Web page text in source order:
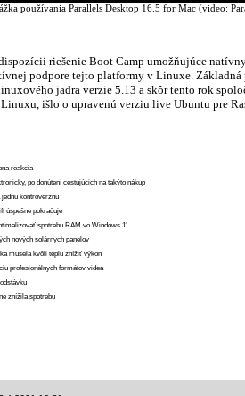
používania Parallels Desktop 16.5 for Mac (video:
riešenie Boot Camp umožňujúce
podpore tejto platformy v Linuxe. Základná
jadra verzie 5.13 a skôr tento rok
išlo o upravenú verziu live Ubuntu pre
reakcia
po donútení cestujúcich na takýto nákup
jednu kontroverznú
úspešne pokračuje
spotrebu RAM vo Windows 11
nových solárnych panelov
musela kvôli teplu znížiť výkon
profesionálnych formátov videa
znížila spotrebu